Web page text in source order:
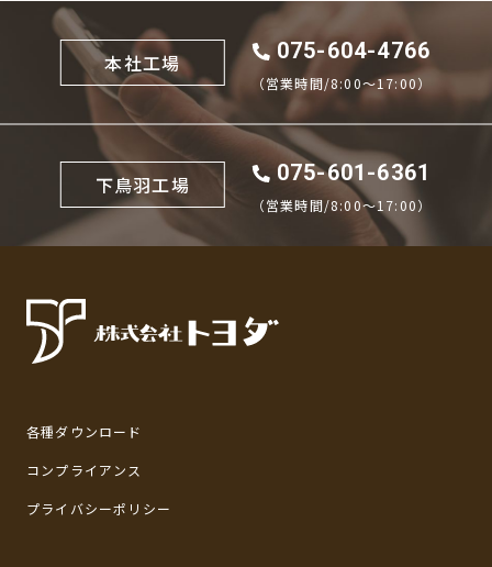
本社工場 075-604-4766
（営業時間/8:00〜17:00）
下鳥羽工場 075-601-6361
（営業時間/8:00〜17:00）
各種ダウンロード
コンプライアンス
プライバシーポリシー